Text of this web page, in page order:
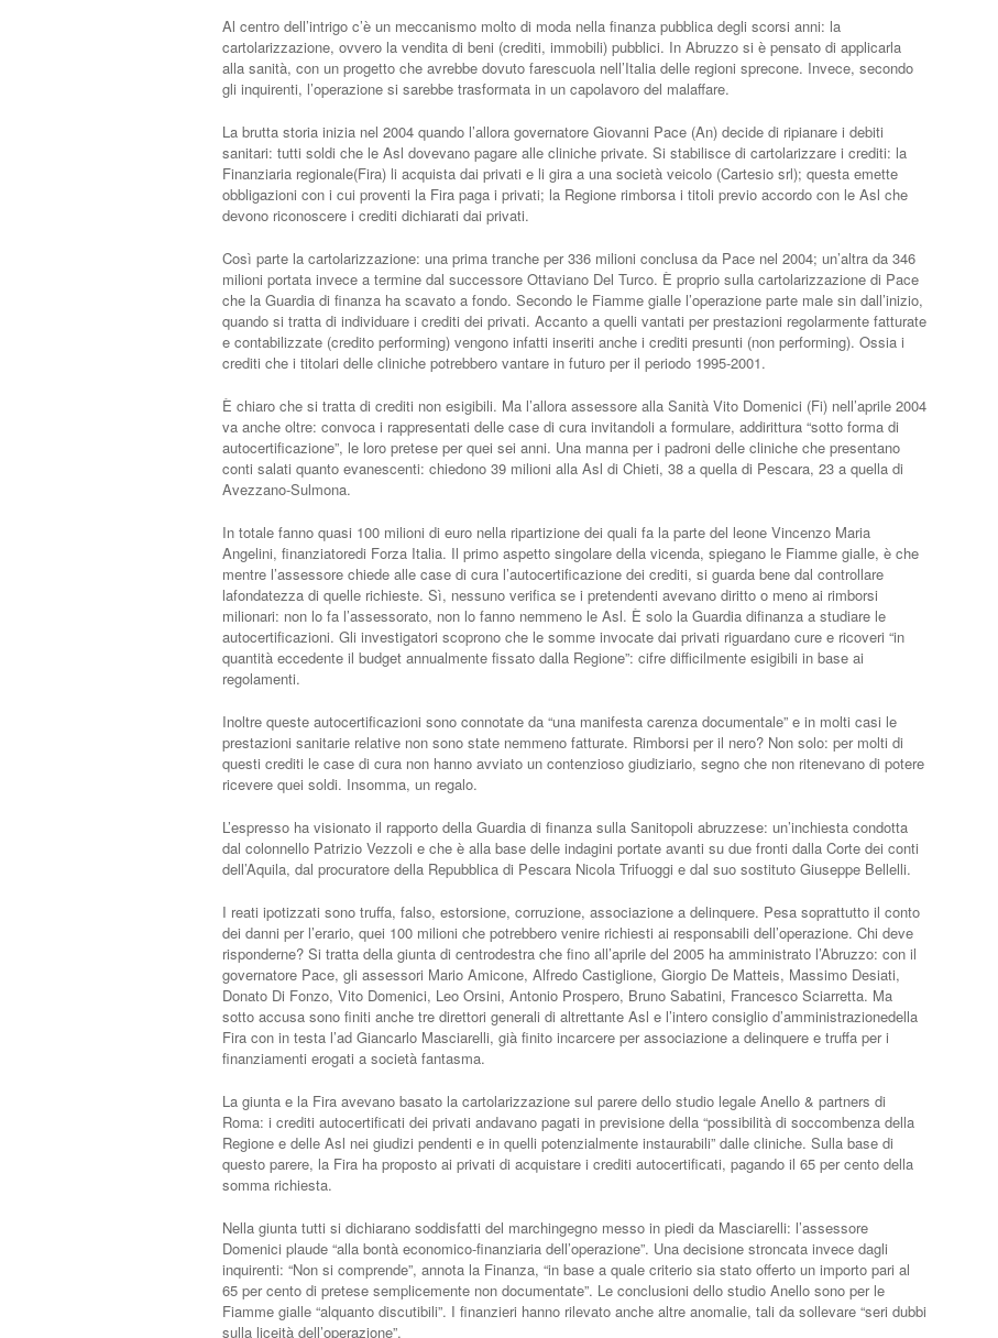
Al centro dell’intrigo c’è un meccanismo molto di moda nella finanza pubblica degli scorsi anni: la
cartolarizzazione, ovvero la vendita di beni (crediti, immobili) pubblici. In Abruzzo si è pensato di applicarla
alla sanità, con un progetto che avrebbe dovuto farescuola nell’Italia delle regioni sprecone. Invece, secondo
gli inquirenti, l’operazione si sarebbe trasformata in un capolavoro del malaffare.
La brutta storia inizia nel 2004 quando l’allora governatore Giovanni Pace (An) decide di ripianare i debiti
sanitari: tutti soldi che le Asl dovevano pagare alle cliniche private. Si stabilisce di cartolarizzare i crediti: la
Finanziaria regionale(Fira) li acquista dai privati e li gira a una società veicolo (Cartesio srl); questa emette
obbligazioni con i cui proventi la Fira paga i privati; la Regione rimborsa i titoli previo accordo con le Asl che
devono riconoscere i crediti dichiarati dai privati.
Così parte la cartolarizzazione: una prima tranche per 336 milioni conclusa da Pace nel 2004; un’altra da 346
milioni portata invece a termine dal successore Ottaviano Del Turco. È proprio sulla cartolarizzazione di Pace
che la Guardia di finanza ha scavato a fondo. Secondo le Fiamme gialle l’operazione parte male sin dall’inizio,
quando si tratta di individuare i crediti dei privati. Accanto a quelli vantati per prestazioni regolarmente fatturate
e contabilizzate (credito performing) vengono infatti inseriti anche i crediti presunti (non performing). Ossia i
crediti che i titolari delle cliniche potrebbero vantare in futuro per il periodo 1995-2001.
È chiaro che si tratta di crediti non esigibili. Ma l’allora assessore alla Sanità Vito Domenici (Fi) nell’aprile 2004
va anche oltre: convoca i rappresentati delle case di cura invitandoli a formulare, addirittura “sotto forma di
autocertificazione”, le loro pretese per quei sei anni. Una manna per i padroni delle cliniche che presentano
conti salati quanto evanescenti: chiedono 39 milioni alla Asl di Chieti, 38 a quella di Pescara, 23 a quella di
Avezzano-Sulmona.
In totale fanno quasi 100 milioni di euro nella ripartizione dei quali fa la parte del leone Vincenzo Maria
Angelini, finanziatoredi Forza Italia. Il primo aspetto singolare della vicenda, spiegano le Fiamme gialle, è che
mentre l’assessore chiede alle case di cura l’autocertificazione dei crediti, si guarda bene dal controllare
lafondatezza di quelle richieste. Sì, nessuno verifica se i pretendenti avevano diritto o meno ai rimborsi
milionari: non lo fa l’assessorato, non lo fanno nemmeno le Asl. È solo la Guardia difinanza a studiare le
autocertificazioni. Gli investigatori scoprono che le somme invocate dai privati riguardano cure e ricoveri “in
quantità eccedente il budget annualmente fissato dalla Regione”: cifre difficilmente esigibili in base ai
regolamenti.
Inoltre queste autocertificazioni sono connotate da “una manifesta carenza documentale” e in molti casi le
prestazioni sanitarie relative non sono state nemmeno fatturate. Rimborsi per il nero? Non solo: per molti di
questi crediti le case di cura non hanno avviato un contenzioso giudiziario, segno che non ritenevano di potere
ricevere quei soldi. Insomma, un regalo.
L’espresso ha visionato il rapporto della Guardia di finanza sulla Sanitopoli abruzzese: un’inchiesta condotta
dal colonnello Patrizio Vezzoli e che è alla base delle indagini portate avanti su due fronti dalla Corte dei conti
dell’Aquila, dal procuratore della Repubblica di Pescara Nicola Trifuoggi e dal suo sostituto Giuseppe Bellelli.
I reati ipotizzati sono truffa, falso, estorsione, corruzione, associazione a delinquere. Pesa soprattutto il conto
dei danni per l’erario, quei 100 milioni che potrebbero venire richiesti ai responsabili dell’operazione. Chi deve
risponderne? Si tratta della giunta di centrodestra che fino all’aprile del 2005 ha amministrato l’Abruzzo: con il
governatore Pace, gli assessori Mario Amicone, Alfredo Castiglione, Giorgio De Matteis, Massimo Desiati,
Donato Di Fonzo, Vito Domenici, Leo Orsini, Antonio Prospero, Bruno Sabatini, Francesco Sciarretta. Ma
sotto accusa sono finiti anche tre direttori generali di altrettante Asl e l’intero consiglio d’amministrazionedella
Fira con in testa l’ad Giancarlo Masciarelli, già finito incarcere per associazione a delinquere e truffa per i
finanziamenti erogati a società fantasma.
La giunta e la Fira avevano basato la cartolarizzazione sul parere dello studio legale Anello & partners di
Roma: i crediti autocertificati dei privati andavano pagati in previsione della “possibilità di soccombenza della
Regione e delle Asl nei giudizi pendenti e in quelli potenzialmente instaurabili” dalle cliniche. Sulla base di
questo parere, la Fira ha proposto ai privati di acquistare i crediti autocertificati, pagando il 65 per cento della
somma richiesta.
Nella giunta tutti si dichiarano soddisfatti del marchingegno messo in piedi da Masciarelli: l’assessore
Domenici plaude “alla bontà economico-finanziaria dell’operazione”. Una decisione stroncata invece dagli
inquirenti: “Non si comprende”, annota la Finanza, “in base a quale criterio sia stato offerto un importo pari al
65 per cento di pretese semplicemente non documentate”. Le conclusioni dello studio Anello sono per le
Fiamme gialle “alquanto discutibili”. I finanzieri hanno rilevato anche altre anomalie, tali da sollevare “seri dubbi
sulla liceità dell’operazione”.